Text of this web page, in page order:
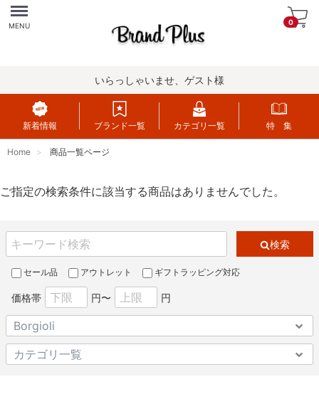
Menu
MENU 0
いらっしゃいませ、ゲスト様
新着情報 ブランド一覧 カテゴリ一覧 特 集
Home 商品一覧ページ
ご指定の検索条件に該当する商品はありませんでした。
検索
セール品 アウトレット ギフトラッピング対応
価格帯 円〜 円